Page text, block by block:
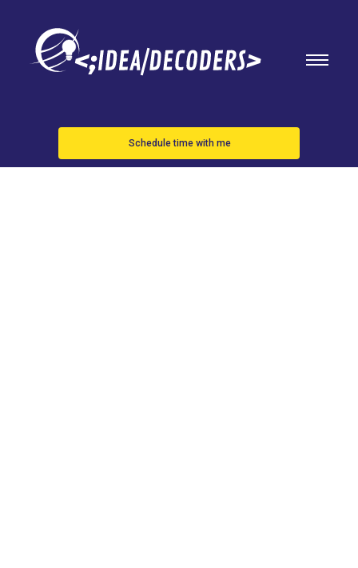
Schedule time with me
OPPO AIR